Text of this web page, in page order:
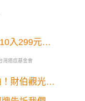
入299元紅
灣癌症基金會
財伯觀光果